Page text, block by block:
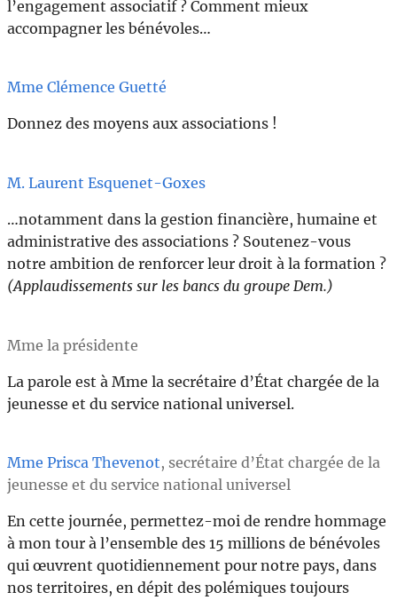
l’engagement associatif ? Comment mieux
accompagner les bénévoles…
Mme Clémence Guetté
Donnez des moyens aux associations !
M. Laurent Esquenet-Goxes
…notamment dans la gestion financière, humaine et
administrative des associations ? Soutenez-vous
notre ambition de renforcer leur droit à la formation ?
(Applaudissements sur les bancs du groupe Dem.)
Mme la présidente
La parole est à Mme la secrétaire d’État chargée de la
jeunesse et du service national universel.
Mme Prisca Thevenot, secrétaire d’État chargée de la
jeunesse et du service national universel
En cette journée, permettez-moi de rendre hommage
à mon tour à l’ensemble des 15 millions de bénévoles
qui œuvrent quotidiennement pour notre pays, dans
nos territoires, en dépit des polémiques toujours